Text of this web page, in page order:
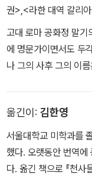
그대들이 과거의 승리
징을 받지 않고 지내
주려 하는 자들에게
다 했을 때 그들에게
족과 그 동맹 부족 그
면 그대들과 화약을 맺
이에 디비코는, 선조
징을 보내는 것이 아니
마인들이 그 관습을
권> <라한 대역 갈리
고대 로마 공화정 말
에 명문가이면서도 두
나 그의 사후 그의 이
에 태어나고 성장했다.
술라의 명령을 거부하
은 뒤 로마로 귀환, 정
원전 65년에 조영관을
옮긴이: 김한영
서울대학교 미학과를
했다. 오랫동안 번역에
다. 옮긴 책으로 『천사